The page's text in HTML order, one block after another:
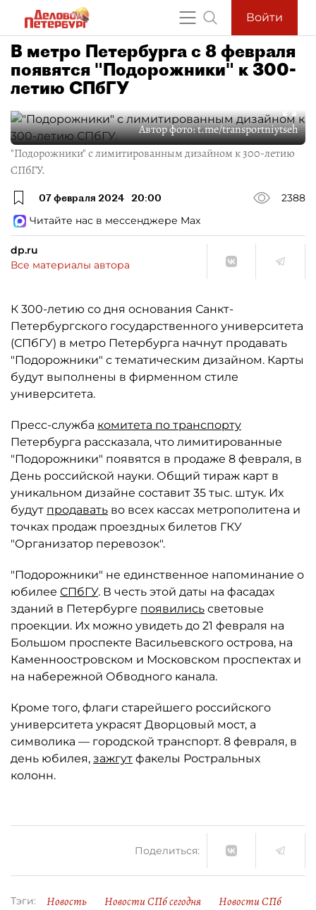
Войти
В метро Петербурга с 8 февраля
появятся "Подорожники" к 300-
летию СПбГУ
Автор фото:t.me/transportniytseh
"Подорожники" с лимитированным дизайном к 300-летию
СПбГУ.
07 февраля 2024 20:00
2388
Читайте нас в мессенджере Max
dp.ru
Все материалы автора
К 300-летию со дня основания Санкт-
Петербургского государственного университета
(СПбГУ) в метро Петербурга начнут продавать
"Подорожники" с тематическим дизайном. Карты
будут выполнены в фирменном стиле
университета.
Пресс-служба комитета по транспорту
Петербурга рассказала, что лимитированные
"Подорожники" появятся в продаже 8 февраля, в
День российской науки. Общий тираж карт в
уникальном дизайне составит 35 тыс. штук. Их
будут продавать во всех кассах метрополитена и
точках продаж проездных билетов ГКУ
"Организатор перевозок".
"Подорожники" не единственное напоминание о
юбилее СПбГУ. В честь этой даты на фасадах
зданий в Петербурге появились световые
проекции. Их можно увидеть до 21 февраля на
Большом проспекте Васильевского острова, на
Каменноостровском и Московском проспектах и
на набережной Обводного канала.
Кроме того, флаги старейшего российского
университета украсят Дворцовый мост, а
символика — городской транспорт. 8 февраля, в
день юбилея, зажгут факелы Ростральных
колонн.
Поделиться:
Тэги: Новость Новости СПб сегодня
Новости СПб